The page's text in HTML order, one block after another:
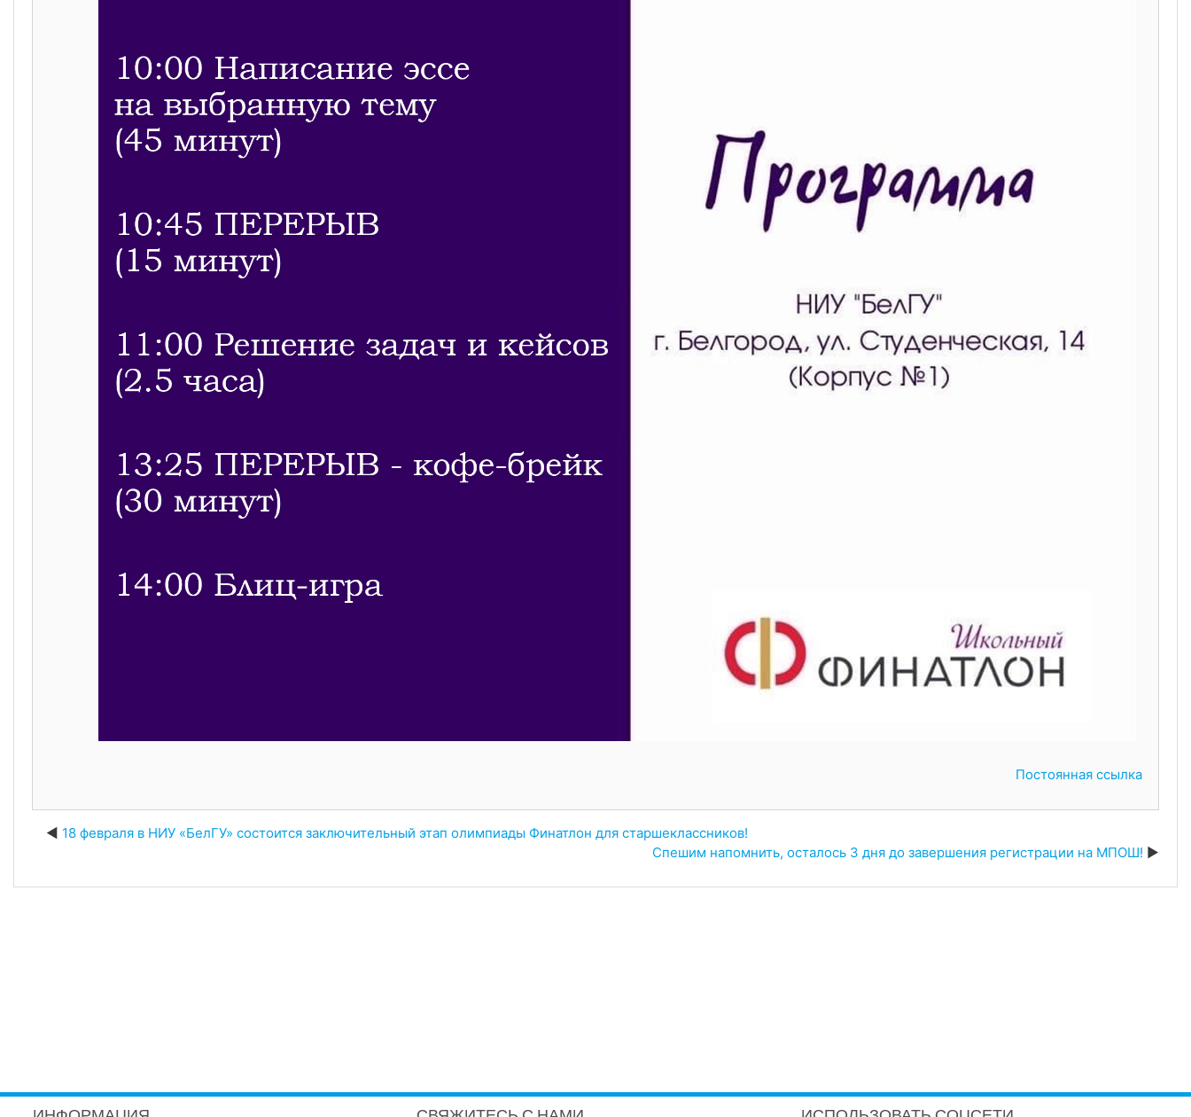
Постоянная ссылка
18 февраля в НИУ «БелГУ» состоится заключительный этап олимпиады Финатлон для старшеклассников!
Спешим напомнить, осталось 3 дня до завершения регистрации на МПОШ!